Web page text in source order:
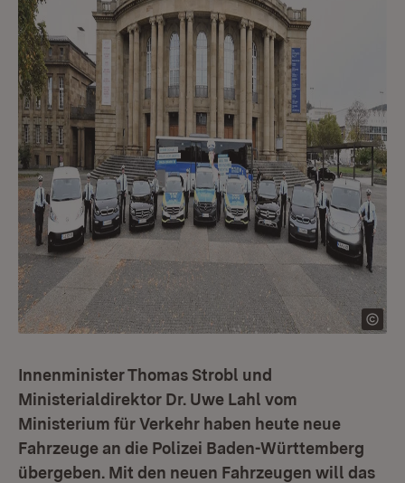
Innenminister Thomas Strobl und
Ministerialdirektor Dr. Uwe Lahl vom
Ministerium für Verkehr haben heute neue
Fahrzeuge an die Polizei Baden-Württemberg
übergeben. Mit den neuen Fahrzeugen will das